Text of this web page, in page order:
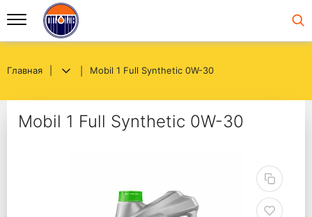
Главная Mobil 1 Full Synthetic 0W-30
Mobil 1 Full Synthetic 0W-30